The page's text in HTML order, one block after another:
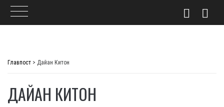
Главпост > Дайан Китон
ДАЙАН КИТОН